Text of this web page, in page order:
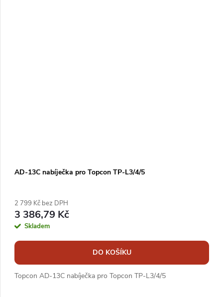
AD-13C nabíječka pro Topcon TP-L3/4/5
2 799 Kč bez DPH
3 386,79 Kč
Skladem
DO KOŠÍKU
Topcon AD-13C nabíječka pro Topcon TP-L3/4/5